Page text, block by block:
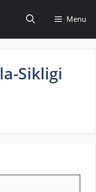
Menu
Sikligi